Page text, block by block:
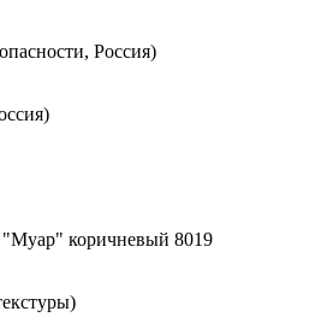
Россия)
"Муар" коричневый 8019